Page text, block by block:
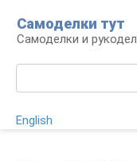
контенту
Самоделки тут
Самоделки и
English